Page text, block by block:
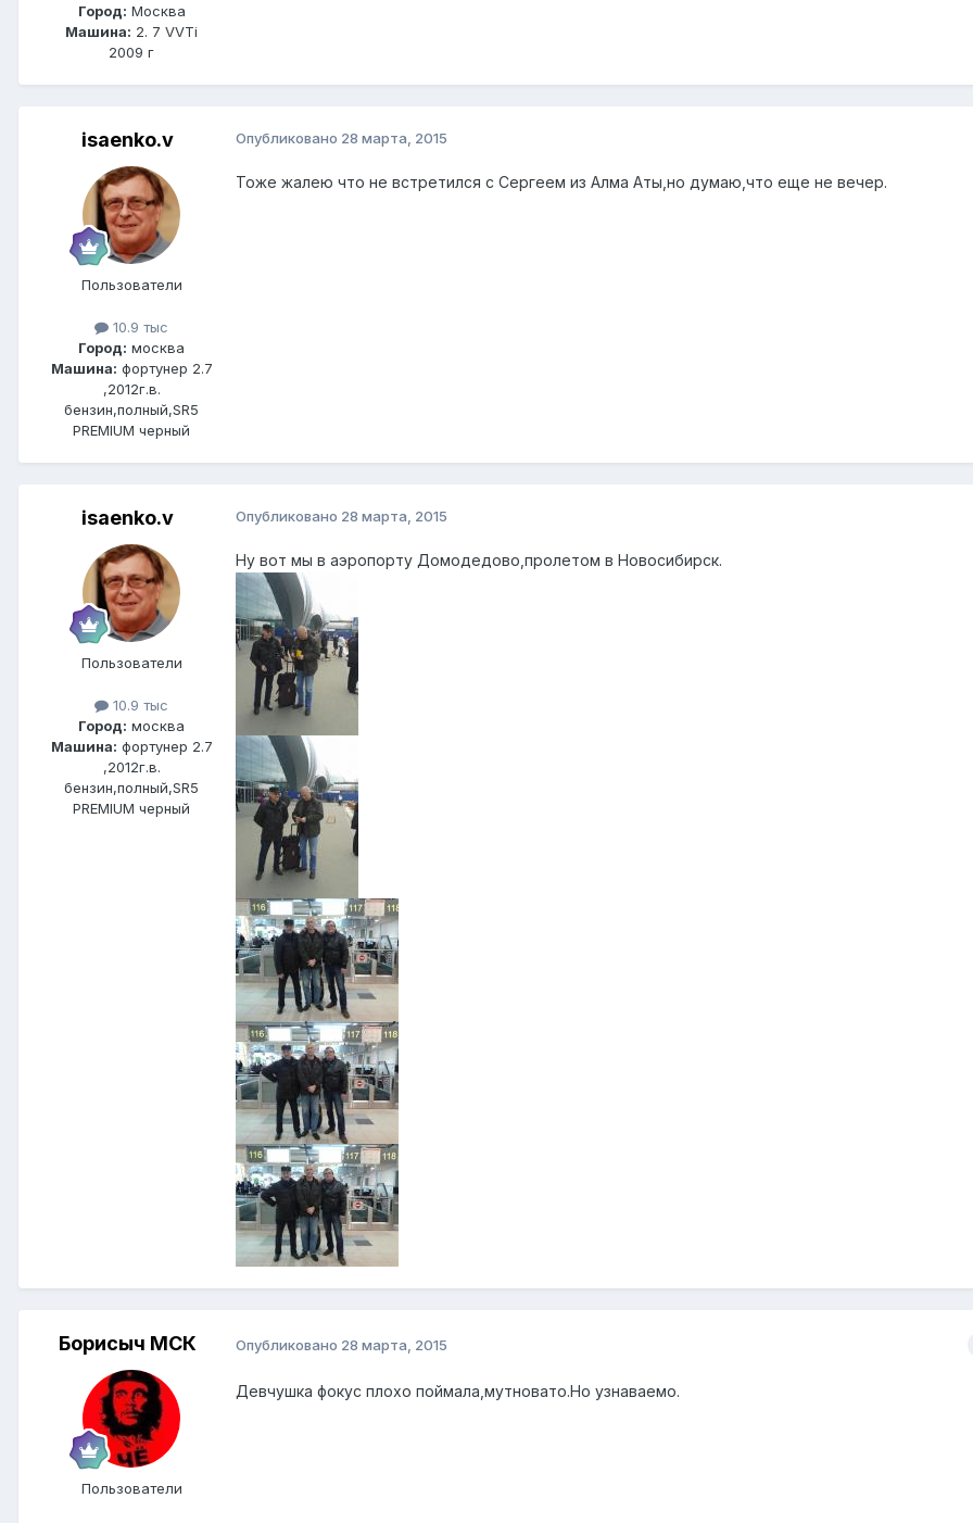
Город: Москва
Машина: 2. 7 VVTi
2009 г
isaenko.v
Пользователи
10.9 тыс
Город: москва
Машина: фортунер 2.7
,2012г.в.
бензин,полный,SR5
PREMIUM черный
Опубликовано 28 марта, 2015
Тоже жалею что не встретился с Сергеем из Алма Аты,но думаю,что еще не вечер.
isaenko.v
Пользователи
10.9 тыс
Город: москва
Машина: фортунер 2.7
,2012г.в.
бензин,полный,SR5
PREMIUM черный
Опубликовано 28 марта, 2015
Ну вот мы в аэропорту Домодедово,пролетом в Новосибирск.
Борисыч МСК
Пользователи
Опубликовано 28 марта, 2015
Девчушка фокус плохо поймала,мутновато.Но узнаваемо.